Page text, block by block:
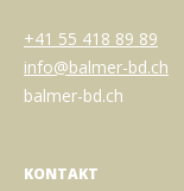
+41 55 418 89 89
info@balmer-bd.ch
balmer-bd.ch
KONTAKT